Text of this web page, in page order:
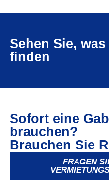
Sehen Sie,
finden
Sofort eine
brauchen?
Brauchen Sie
FRAGEN